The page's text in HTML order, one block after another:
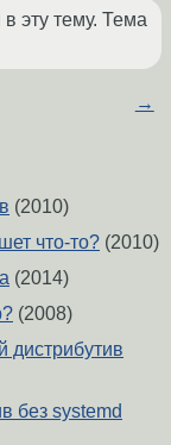
эту тему. Тема
→
(2010)
что-то? (2010)
(2014)
(2008)
дистрибутив
без systemd